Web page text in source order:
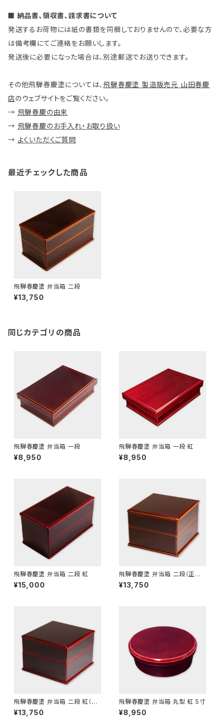
■ 納品書、領収書、請求書について
発送するお荷物には紙の書類を同梱しておりませんので、必要な方
は備考欄にてご連絡をお願いします。
発送後に必要になった場合は、別途郵送でお送りできます。
その他飛騨春慶塗については、飛騨春慶塗 製造販売元 山田春慶
店のウェブサイトをご覧ください。
→ 飛騨春慶の由来
→ 飛騨春慶のお手入れ・お取り扱い
→ よくいただくご質問
最近チェックした商品
飛騨春慶塗 弁当箱 二段
¥13,750
同じカテゴリの商品
飛騨春慶塗 弁当箱 一段
¥8,950
飛騨春慶塗 弁当箱 一段 紅
¥8,950
飛騨春慶塗 弁当箱 二段 紅
¥15,000
飛騨春慶塗 弁当箱 二段（正方
形）
¥13,750
飛騨春慶塗 弁当箱 二段 紅（正
方形）
¥13,750
飛騨春慶塗 弁当箱 丸型 紅 5寸
¥8,950